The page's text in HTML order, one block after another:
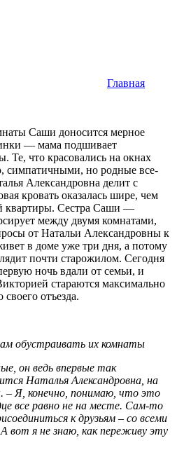
Главная
Саши доносится мерное
— мама подшивает
Те, что красовались на окнах
симпатичными, но родные все-
Александровна делит с
кровать оказалась шире, чем
квартиры. Сестра Саши —
между двумя комнатами,
от Натальи Александровны к
в доме уже три дня, а потому
почти старожилом. Сегодня
ночь вдали от семьи, и
стараются максимально
отъезда.
обустраивать их комнаты
он ведь впервые так
Наталья Александровна, на
– Я, конечно, понимаю, что это
все равно не на месте. Сам-то
к друзьям – со всеми
вот я не знаю, как переживу эту